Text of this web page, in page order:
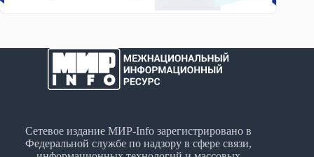
Сетевое издание МИР-Info зарегистрировано в
Федеральной службе по надзору в сфере связи,